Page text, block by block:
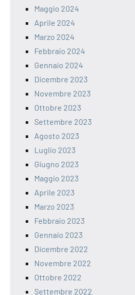
Maggio 2024
Aprile 2024
Marzo 2024
Febbraio 2024
Gennaio 2024
Dicembre 2023
Novembre 2023
Ottobre 2023
Settembre 2023
Agosto 2023
Luglio 2023
Giugno 2023
Maggio 2023
Aprile 2023
Marzo 2023
Febbraio 2023
Gennaio 2023
Dicembre 2022
Novembre 2022
Ottobre 2022
Settembre 2022